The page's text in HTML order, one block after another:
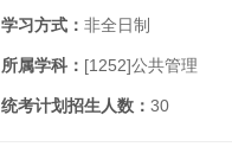
学习方式： 非全日制
所属学科： [1252]公共管理
统考计划招生人数： 30